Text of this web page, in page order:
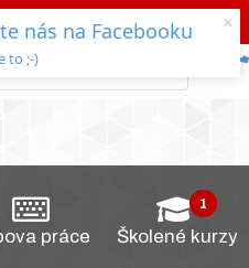
práce Školené kurzy
×
nás na Facebooku
to ;-)